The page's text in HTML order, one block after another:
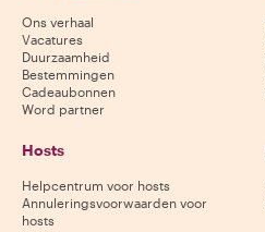
Ons verhaal
Vacatures
Duurzaamheid
Bestemmingen
Cadeaubonnen
Word partner
Hosts
Helpcentrum voor hosts
Annuleringsvoorwaarden voor
hosts